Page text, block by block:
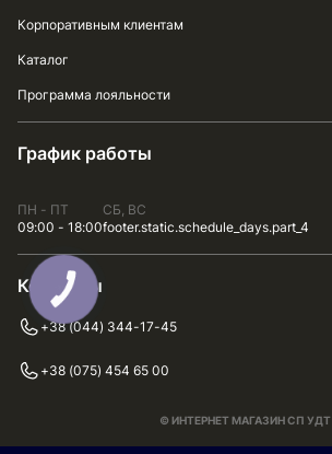
Корпоративным клиентам
Каталог
Программа лояльности
График работы
ПН - ПТ
09:00 - 18:00
СБ, ВС
footer.static.schedule_days.part_4
Контакты
+38 (044) 344-17-45
+38 (075) 454 65 00
© ИНТЕРНЕТ МАГАЗИН СП УДТ